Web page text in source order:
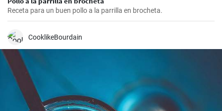
Receta para un buen pollo a la parrilla en brocheta.
CooklikeBourdain